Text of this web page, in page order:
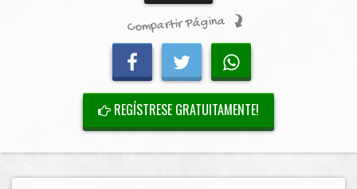
Compartir Página
REGÍSTRESE GRATUITAMENTE!